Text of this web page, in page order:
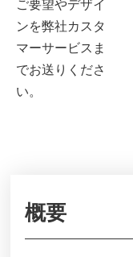
ご要望やデザイ
ンを弊社カスタ
マーサービスま
でお送りくださ
い。
概要